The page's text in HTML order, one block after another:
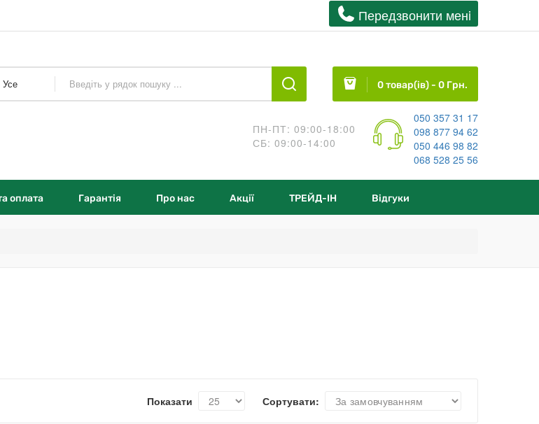
Передзвонити менi
0 товар(ів) - 0 Грн.
Усе
ПН-ПТ: 09:00-18:00
СБ: 09:00-14:00
050 357 31 17
098 877 94 62
050 446 98 82
068 528 25 56
оплата Гарантія Про нас Акції ТРЕЙД-IН Відгуки
Сортувати:
Показати